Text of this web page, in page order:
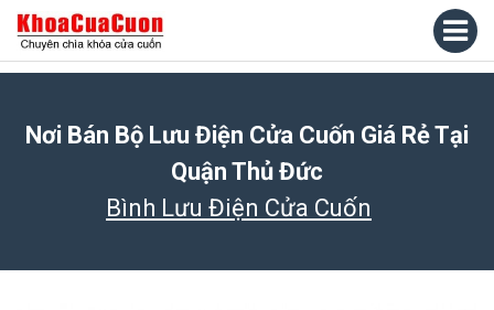
Nơi Bán Bộ Lưu Điện Cửa Cuốn Giá Rẻ Tại
Quận Thủ Đức
Bình Lưu Điện Cửa Cuốn